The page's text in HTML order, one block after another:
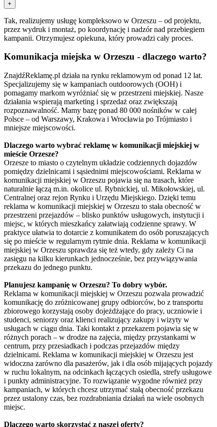
+
Tak, realizujemy usługę kompleksowo w Orzeszu – od projektu,
przez wydruk i montaż, po koordynację i nadzór nad przebiegiem
kampanii. Otrzymujesz opiekuna, który prowadzi cały proces.
Komunikacja miejska w Orzeszu - dlaczego warto?
ZnajdźReklamę.pl działa na rynku reklamowym od ponad 12 lat.
Specjalizujemy się w kampaniach outdoorowych (OOH) i
pomagamy markom wyróżniać się w przestrzeni miejskiej. Nasze
działania wspierają marketing i sprzedaż oraz zwiększają
rozpoznawalność. Mamy bazę ponad 80 000 nośników w całej
Polsce – od Warszawy, Krakowa i Wrocławia po Trójmiasto i
mniejsze miejscowości.
Dlaczego warto wybrać reklamę w komunikacji miejskiej w
mieście Orzesze?
Orzesze to miasto o czytelnym układzie codziennych dojazdów
pomiędzy dzielnicami i sąsiednimi miejscowościami. Reklama w
komunikacji miejskiej w Orzeszu pojawia się na trasach, które
naturalnie łączą m.in. okolice ul. Rybnickiej, ul. Mikołowskiej, ul.
Centralnej oraz rejon Rynku i Urzędu Miejskiego. Dzięki temu
reklama w komunikacji miejskiej w Orzeszu to stała obecność w
przestrzeni przejazdów – blisko punktów usługowych, instytucji i
miejsc, w których mieszkańcy załatwiają codzienne sprawy. W
praktyce ułatwia to dotarcie z komunikatem do osób poruszających
się po mieście w regularnym rytmie dnia. Reklama w komunikacji
miejskiej w Orzeszu sprawdza się też wtedy, gdy zależy Ci na
zasięgu na kilku kierunkach jednocześnie, bez przywiązywania
przekazu do jednego punktu.
Planujesz kampanię w Orzeszu? To dobry wybór.
Reklama w komunikacji miejskiej w Orzeszu pozwala prowadzić
komunikację do zróżnicowanej grupy odbiorców, bo z transportu
zbiorowego korzystają osoby dojeżdżające do pracy, uczniowie i
studenci, seniorzy oraz klienci realizujący zakupy i wizyty w
usługach w ciągu dnia. Taki kontakt z przekazem pojawia się w
różnych porach – w drodze na zajęcia, między przystankami w
centrum, przy przesiadkach i podczas przejazdów między
dzielnicami. Reklama w komunikacji miejskiej w Orzeszu jest
widoczna zarówno dla pasażerów, jak i dla osób mijających pojazdy
w ruchu lokalnym, na odcinkach łączących osiedla, strefy usługowe
i punkty administracyjne. To rozwiązanie wygodne również przy
kampaniach, w których chcesz utrzymać stałą obecność przekazu
przez ustalony czas, bez rozdrabniania działań na wiele osobnych
miejsc.
Dlaczego warto skorzystać z naszej oferty?